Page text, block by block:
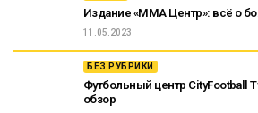
Издание «ММА Центр»: всё о
11.05.2023
БЕЗ РУБРИКИ
Футбольный центр CityFootball
обзор